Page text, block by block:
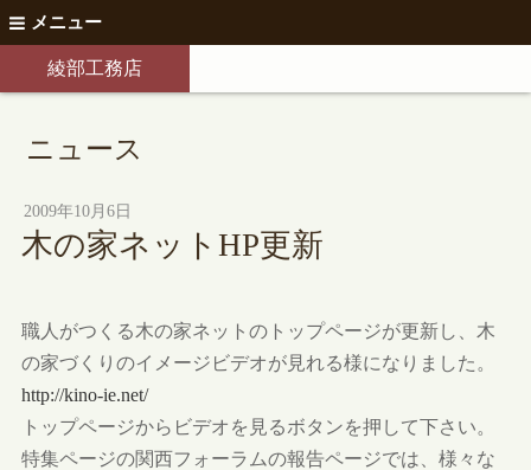
メニュー
綾部工務店
ニュース
2009年10月6日
木の家ネットHP更新
職人がつくる木の家ネットのトップページが更新し、木
の家づくりのイメージビデオが見れる様になりました。
http://kino-ie.net/
トップページからビデオを見るボタンを押して下さい。
特集ページの関西フォーラムの報告ページでは、様々な